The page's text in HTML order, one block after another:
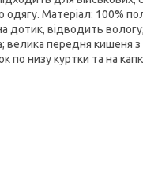
одягу. Матеріал: 100%
дотик, відводить
велика передня кишеня
по низу куртки та на